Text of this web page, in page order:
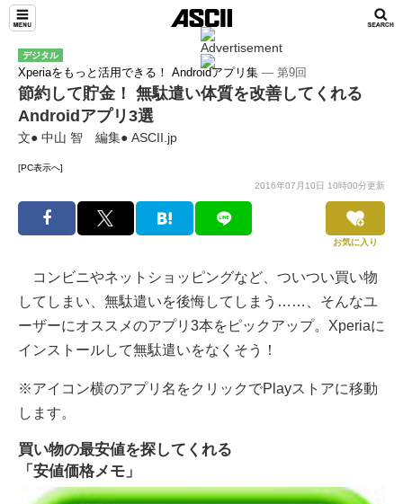
デジタル
Xperiaをもっと活用できる！ Androidアプリ集 ― 第9回
節約して貯金！ 無駄遣い体質を改善してくれる
Androidアプリ3選
文● 中山 智 編集● ASCII.jp
[PC表示へ]
2016年07月10日 10時00分更新
お気に入り
コンビニやネットショッピングなど、ついつい買い物
してしまい、無駄遣いを後悔してしまう……、そんなユ
ーザーにオススメのアプリ3本をピックアップ。Xperiaに
インストールして無駄遣いをなくそう！
※アイコン横のアプリ名をクリックでPlayストアに移動
します。
買い物の最安値を探してくれる
「安値価格メモ」